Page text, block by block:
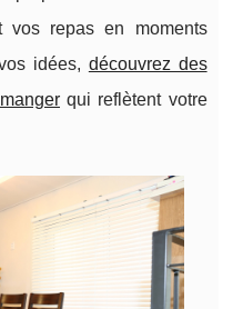
vos repas en moments
idées, découvrez des
qui reflètent votre